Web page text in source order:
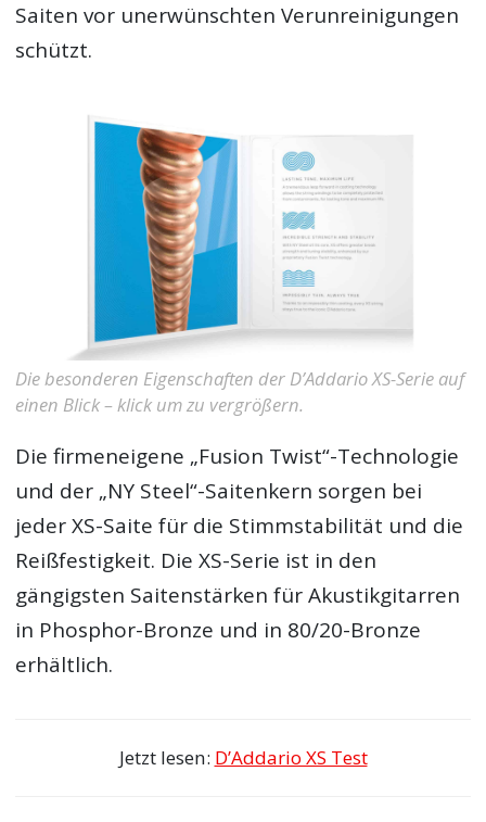
Saiten vor unerwünschten Verunreinigungen
schützt.
Die besonderen Eigenschaften der D’Addario XS-Serie auf
einen Blick – klick um zu vergrößern.
Die firmeneigene „Fusion Twist“-Technologie
und der „NY Steel“-Saitenkern sorgen bei
jeder XS-Saite für die Stimmstabilität und die
Reißfestigkeit. Die XS-Serie ist in den
gängigsten Saitenstärken für Akustikgitarren
in Phosphor-Bronze und in 80/20-Bronze
erhältlich.
Jetzt lesen: D’Addario XS Test